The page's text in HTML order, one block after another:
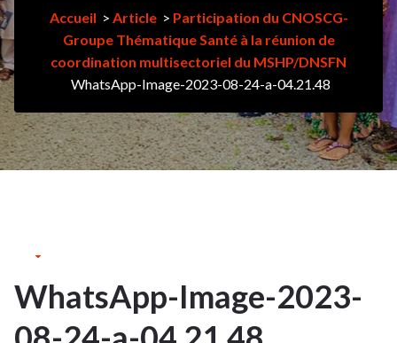
Accueil > Article> Participation du CNOSCG-
Groupe Thématique Santé à la réunion de
coordination multisectoriel du MSHP/DNSFN
WhatsApp-Image-2023-08-24-a-04.21.48
24
WhatsApp-Image-2023-